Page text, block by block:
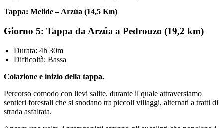
Tappa: Melide – Arzúa (14,5 Km)
Giorno 5: Tappa da Arzúa a Pedrouzo (19,2 km)
Durata: 4h 30m
Difficoltà: Bassa
Colazione e inizio della tappa.
Percorso comodo con lievi salite, durante il quale attraversiamo
sentieri forestali che si snodano tra piccoli villaggi, alternati a tratti di
strada asfaltata.